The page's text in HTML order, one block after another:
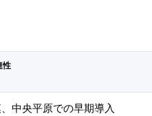
性
中央平原での早期導入